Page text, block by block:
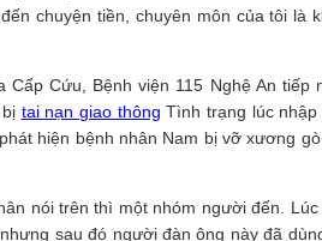
chuyện tiền, chuyên môn của tôi là
Cứu, Bệnh viện 115 Nghệ An tiếp
tai nạn giao thông Tình trạng lúc nhập
hiện bệnh nhân Nam bị vỡ xương gò
nói trên thì một nhóm người đến. Lúc
sau đó người đàn ông này đã